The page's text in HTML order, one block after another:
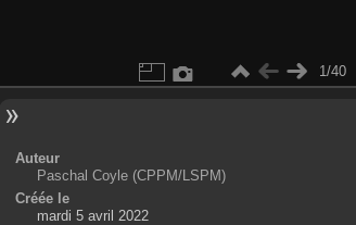
1/40
Auteur
Paschal Coyle (CPPM/LSPM)
Créée le
mardi 5 avril 2022